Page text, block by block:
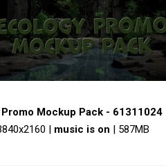
Mockup Pack - 61311024
| music is on | 587MB